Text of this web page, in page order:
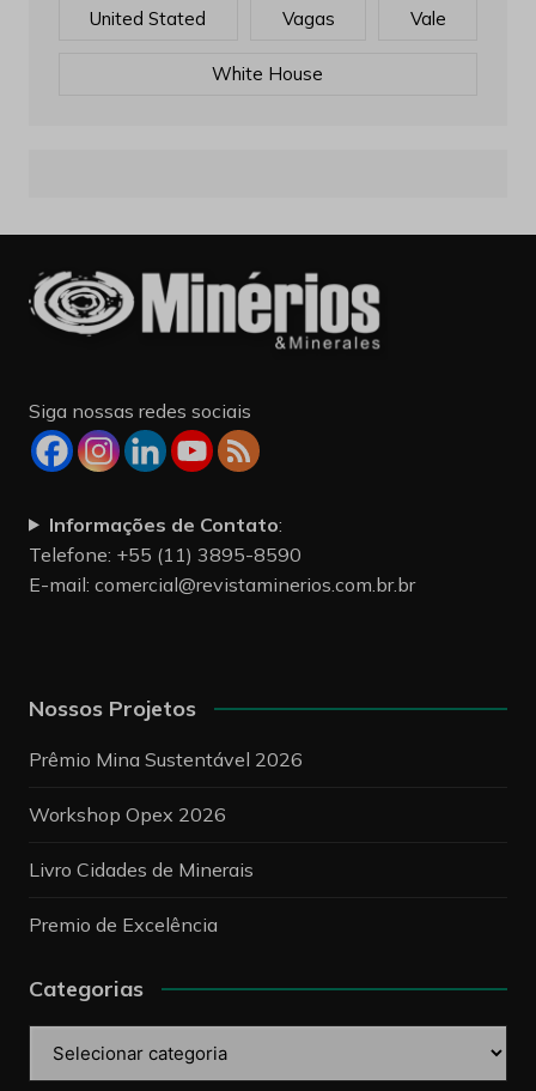
United Stated Vagas Vale
White House
Siga nossas redes sociais
Informações de Contato:
Telefone: +55 (11) 3895-8590
E-mail: comercial@revistaminerios.com.br.br
Nossos Projetos
Prêmio Mina Sustentável 2026
Workshop Opex 2026
Livro Cidades de Minerais
Premio de Excelência
Categorias